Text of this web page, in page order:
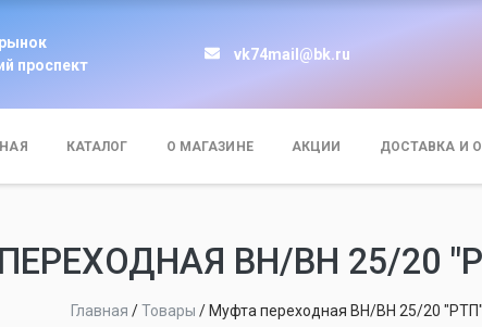
проспект
vk74mail@bk.ru
КАТАЛОГ О МАГАЗИНЕ АКЦИИ ДОСТАВКА И
ВН/ВН 25/20
Главная /Товары / Муфта переходная ВН/ВН 25/20